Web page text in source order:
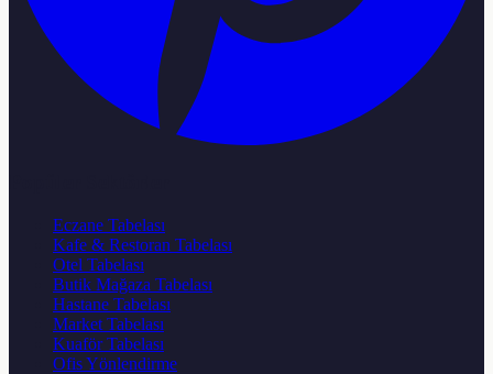
Eczane Tabelası
Kafe & Restoran Tabelası
Otel Tabelası
Butik Mağaza Tabelası
Hastane Tabelası
Market Tabelası
Kuaför Tabelası
Ofis Yönlendirme